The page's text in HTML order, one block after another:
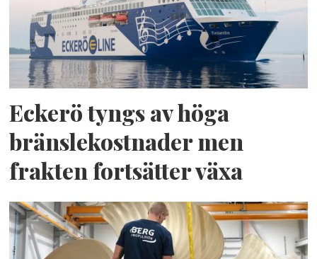
Eckerö tyngs av höga
bränslekostnader men
frakten fortsätter växa